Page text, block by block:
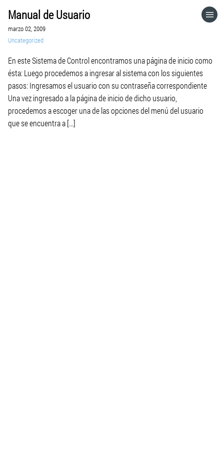
Manual de Usuario
marzo 02, 2009
Uncategorized
En este Sistema de Control encontramos una página de inicio como
ésta: Luego procedemos a ingresar al sistema con los siguientes
pasos: Ingresamos el usuario con su contraseña correspondiente
Una vez ingresado a la página de inicio de dicho usuario,
procedemos a escoger una de las opciones del menú del usuario
que se encuentra a […]
IR A
VISITA EL SITIO WEB